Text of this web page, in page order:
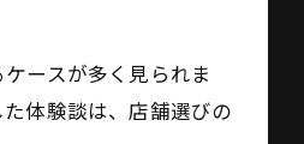
ースが多く見られま
体験談は、店舗選びの